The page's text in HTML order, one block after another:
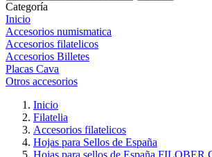
Categoría
Inicio
Accesorios numismatica
Accesorios filatelicos
Accesorios Billetes
Placas Cava
Otros accesorios
Inicio
Filatelia
Accesorios filatelicos
Hojas para Sellos de España
Hojas para sellos de España FILOBER